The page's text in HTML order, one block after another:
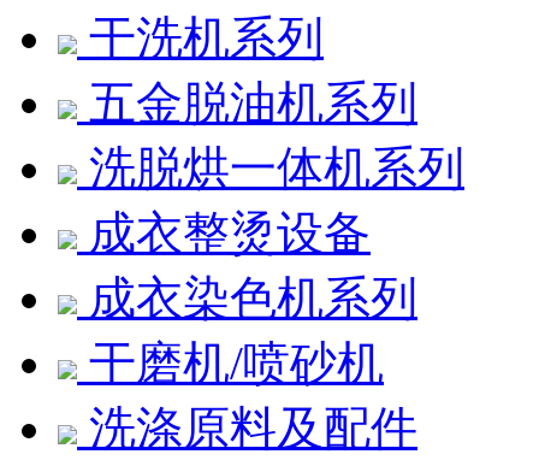
干洗机系列
五金脱油机系列
洗脱烘一体机系列
成衣整烫设备
成衣染色机系列
干磨机/喷砂机
洗涤原料及配件